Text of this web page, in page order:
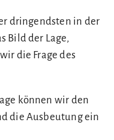
dringendsten in der
Bild der Lage,
die Frage des
können wir den
die Ausbeutung ein